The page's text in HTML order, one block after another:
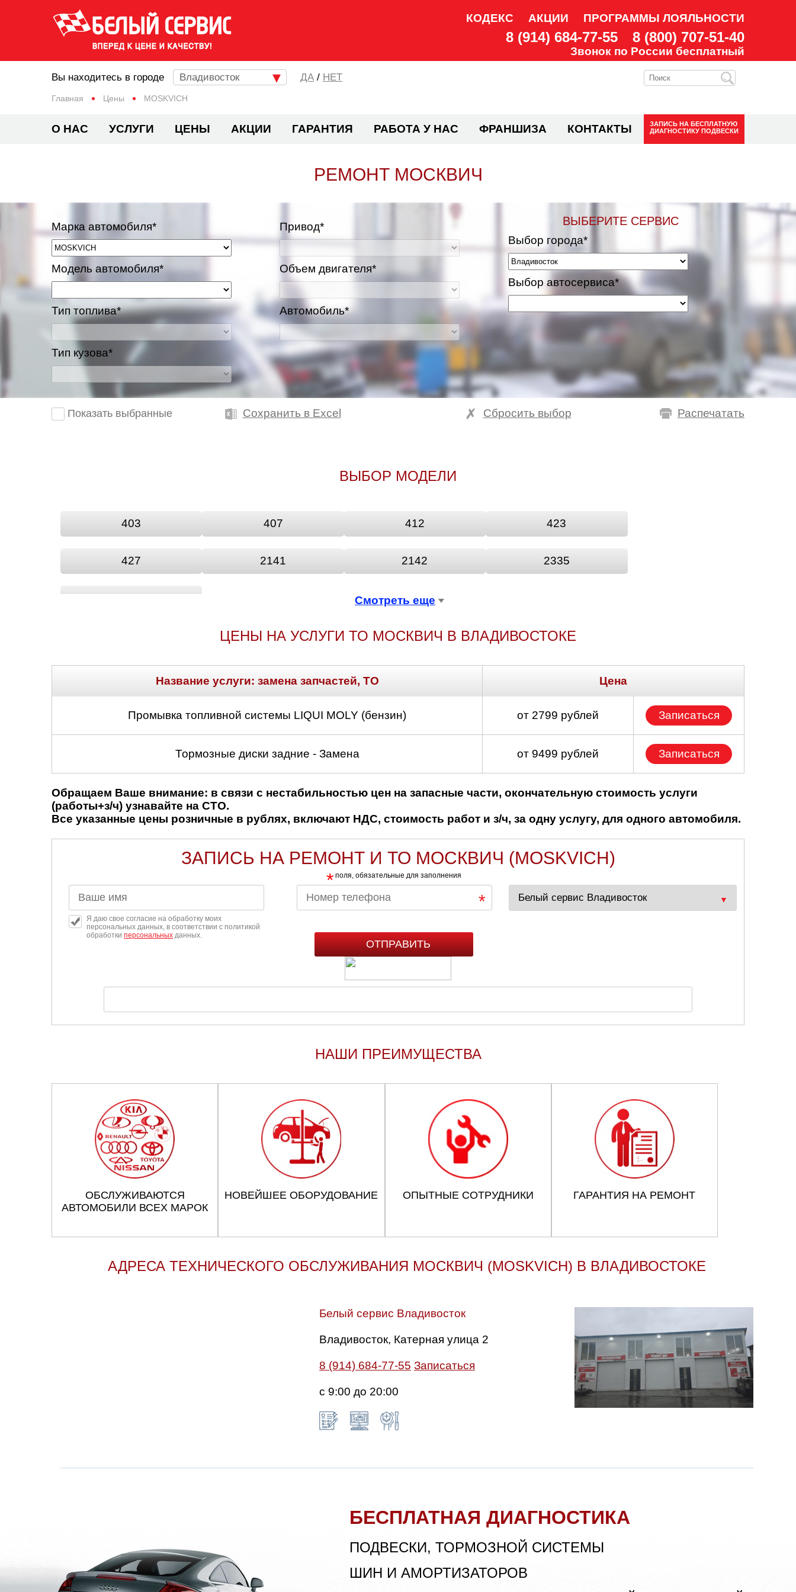
КОДЕКС АКЦИИ ПРОГРАММЫ ЛОЯЛЬНОСТИ
8 (914) 684-77-55 8 (800) 707-51-40
Звонок по России бесплатный
Главная Цены MOSKVICH
Вы находитесь в городе Владивосток / НЕТ
О НАС УСЛУГИ ЦЕНЫ АКЦИИ ГАРАНТИЯ РАБОТА У НАС ФРАНШИЗА КОНТАКТЫ ЗАПИСЬ НА БЕСПЛАТНУЮ
ДИАГНОСТИКУ ПОДВЕСКИ
РЕМОНТ МОСКВИЧ
Марка автомобиля*
Модель автомобиля*
Тип топлива*
Тип кузова*
Привод*
Объем двигателя*
Автомобиль*
ВЫБЕРИТЕ СЕРВИС
Выбор города*
Выбор автосервиса*
Показать выбранные Сохранить в Excel Распечатать
Сбросить выбор
ВЫБОР МОДЕЛИ
403 407 412 423
427 2141 2142 2335
ASLK Смотреть еще
ЦЕНЫ НА УСЛУГИ ТО МОСКВИЧ В ВЛАДИВОСТОКЕ
Название услуги: замена запчастей, ТО Цена
Промывка топливной системы LIQUI MOLY (бензин) от 2799 рублей Записаться
Тормозные диски задние - Замена от 9499 рублей Записаться
Обращаем Ваше внимание: в связи с нестабильностью цен на запасные части, окончательную стоимость услуги
(работы+з/ч) узнавайте на СТО.
Все указанные цены розничные в рублях, включают НДС, стоимость работ и з/ч, за одну услугу, для одного автомобиля.
ЗАПИСЬ НА РЕМОНТ И ТО МОСКВИЧ (MOSKVICH)
* поля, обязательные для заполнения
Я даю свое согласие на обработку моих
персональных данных, в соответствии с политикой
обработки персональных данных.
НАШИ ПРЕИМУЩЕСТВА
ОБСЛУЖИВАЮТСЯ
АВТОМОБИЛИ ВСЕХ МАРОК
НОВЕЙШЕЕ ОБОРУДОВАНИЕ ОПЫТНЫЕ СОТРУДНИКИ ГАРАНТИЯ НА РЕМОНТ
АДРЕСА ТЕХНИЧЕСКОГО ОБСЛУЖИВАНИЯ МОСКВИЧ (MOSKVICH) В ВЛАДИВОСТОКЕ
Белый сервис Владивосток
Владивосток, Катерная улица 2
8 (914) 684-77-55 Записаться
с 9:00 до 20:00
БЕСПЛАТНАЯ ДИАГНОСТИКА
ПОДВЕСКИ, ТОРМОЗНОЙ СИСТЕМЫ
ШИН И АМОРТИЗАТОРОВ